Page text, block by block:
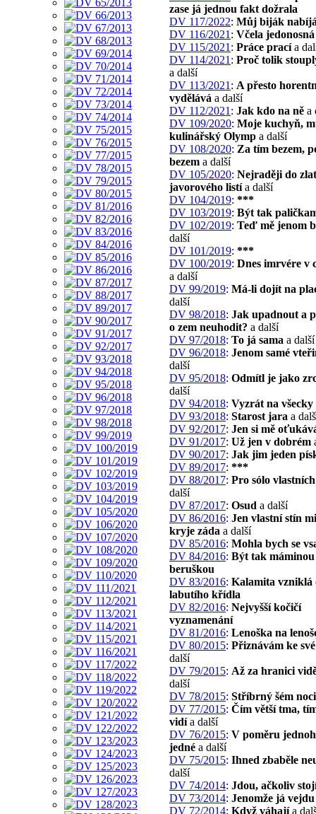
zase já jednou fakt dožrala
DV 117/2022: Můj biják
DV 116/2021 : Včela jedonosná
DV 115/2021 : Práce pracía
DV 114/2021 : Proč tolik
a další
DV 113/2021 : A přesto
vydělává a další
DV 112/2021 : Jak kdo na ně a
DV 109/2020: Moje kuchyň,
kulinářský Olymp a další
DV 108/2020: Za tím bezem,
bezem a další
DV 105/2020: Nejraději do
javorového listía další
DV 104/2019: ***
DV 103/2019: Být tak
DV 102/2019: Teď mě jenom
další
DV 101/2019: ***
DV 100/2019: Dnes imrvére v
a další
DV 99/2019: Má-li dojít na
další
DV 98/2018: Jak upadnout a
o zem neuhodit? a další
DV 97/2018: To já sama a další
DV 96/2018: Jenom samé
další
DV 95/2018: Odmítl je jako
další
DV 94/2018: Vyzrát na všecky
DV 93/2018: Starost jara a
DV 92/2017: Jen si mě
DV 91/2017: Už jen v dobrém
DV 90/2017: Jak jim jeden
DV 89/2017: ***
DV 88/2017: Pro sólo
další
DV 87/2017: Osud a další
DV 86/2016: Jen vlastní stín
kryje záda a další
DV 85/2016: Mohla bych se
DV 84/2016: Být tak máminou
beruškou
DV 83/2016: Kalamita vzniklá
labutího křídla
DV 82/2016: Nejvyšší kočičí
vyznamenání
DV 81/2016: Lenoška na
DV 80/2015: Přiznávám ke
další
DV 79/2015: Až za hranici
další
DV 78/2015: Stříbrný šém noci
DV 77/2015: Čím větší tma,
vidía další
DV 76/2015: V poměru
jedné a další
DV 75/2015: Ihned zbaběle
další
DV 74/2014: Jdou, ačkoliv
DV 73/2014: Jenomže já
DV 72/2014: Když váhajía